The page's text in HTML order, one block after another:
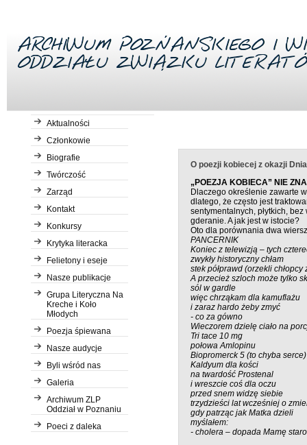
Aktualności
Członkowie
Biografie
Twórczość
Zarząd
Kontakt
Konkursy
Krytyka literacka
Felietony i eseje
Nasze publikacje
Grupa Literyczna Na
Kreche i Koło
Młodych
Poezja śpiewana
Nasze audycje
Byli wśród nas
Galeria
Archiwum ZLP
Oddział w Poznaniu
Poeci z daleka
O poezji kobiecej z okazji
„POEZJA KOBIECA” NIE
Dlaczego określenie zawarte
dlatego, że często jest
sentymentalnych, płytkich,
gderanie. A jak jest w istocie?
Oto dla porównania dwa
PANCERNIK
Koniec z telewizją – tych
zwykły historyczny chłam
stek półprawd (orzekli chłopcy
A przecież szloch może tylko
sól w gardle
więc chrząkam dla kamuflażu
i zaraz hardo żeby zmyć
- co za gówno
Wieczorem dzielę ciało na
Tri tace 10 mg
połowa Amlopinu
Biopromerck 5 (to chyba serce)
Kaldyum dla kości
na twardość Prostenal
i wreszcie coś dla oczu
przed snem widzę siebie
trzydzieści lat wcześniej o
gdy patrząc jak Matka dzieli
myślałem:
- cholera – dopada Mamę